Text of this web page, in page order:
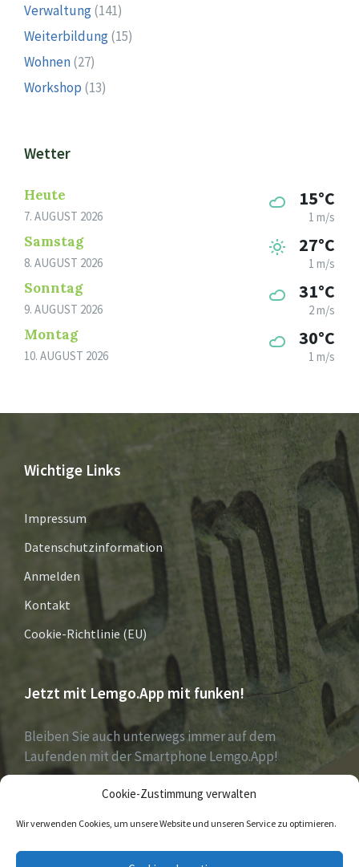
Cookie-Zustimmung verwalten
Wir verwenden Cookies, um unsere Website und unseren Service zu optimieren.
Verwaltung(141)
Weiterbildung(15)
Wohnen(27)
Workshop (13)
Wetter
Heute
7. AUGUST 2026
15°C
1 m/s
Samstag
8. AUGUST 2026
27°C
1 m/s
Sonntag
9. AUGUST 2026
31°C
2 m/s
Montag
10. AUGUST 2026
30°C
1 m/s
Wichtige Links
Impressum
Datenschutzinformation
Anmelden
Kontakt
Cookie-Richtlinie (EU)
Jetzt mit Lemgo.App mit funken!
Bleiben Sie auch unterwegs immer auf dem
Laufenden mit der Smartphone Lemgo.App!
Jetzt laden für iOS & Android
Facebook Twitter